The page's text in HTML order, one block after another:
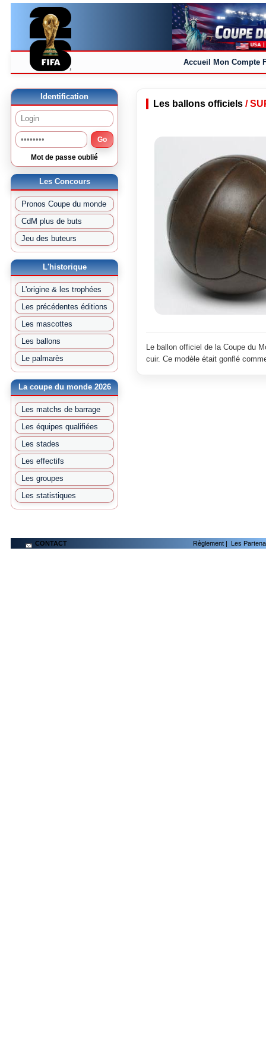
Accueil Mon Compte
Identification
Go
Mot de passe oublié
Les Concours
Pronos Coupe du monde
CdM plus de buts
Jeu des buteurs
L'historique
L'origine & les trophées
Les précédentes éditions
Les mascottes
Les ballons
Le palmarès
La coupe du monde 2026
Les matchs de barrage
Les équipes qualifiées
Les stades
Les effectifs
Les groupes
Les statistiques
Les ballons officiels/
Le ballon officiel de la Coupe du
cuir. Ce modèle était gonflé
CONTACT Règlement| Les